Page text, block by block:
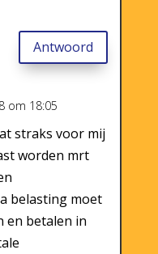
Antwoord
om 18:05
straks voor mij
worden mrt
belasting moet
en betalen in